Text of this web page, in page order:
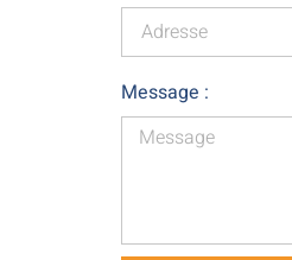
Message :